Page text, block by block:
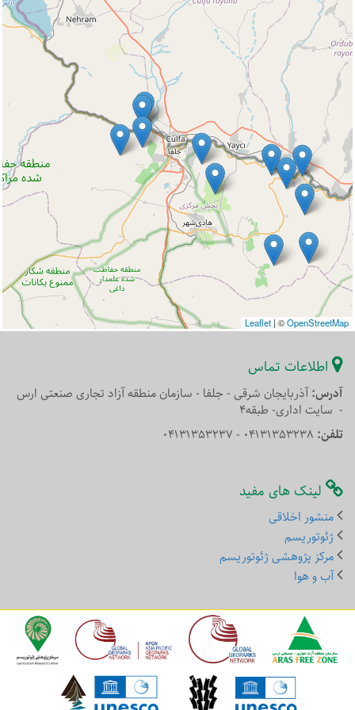
Leaflet | ©OpenStreetMap
اطلاعات تماس
آدرس:آذربایجان شرقی - جلفا - سازمان منطقه آزاد تجاری صنعتی ارس
- سایت اداری- طبقه4
تلفن:
لینک های مفید
منشور اخلاقی
ژئوتوریسم
مرکز پژوهشی ژئوتوریسم
آب و هوا